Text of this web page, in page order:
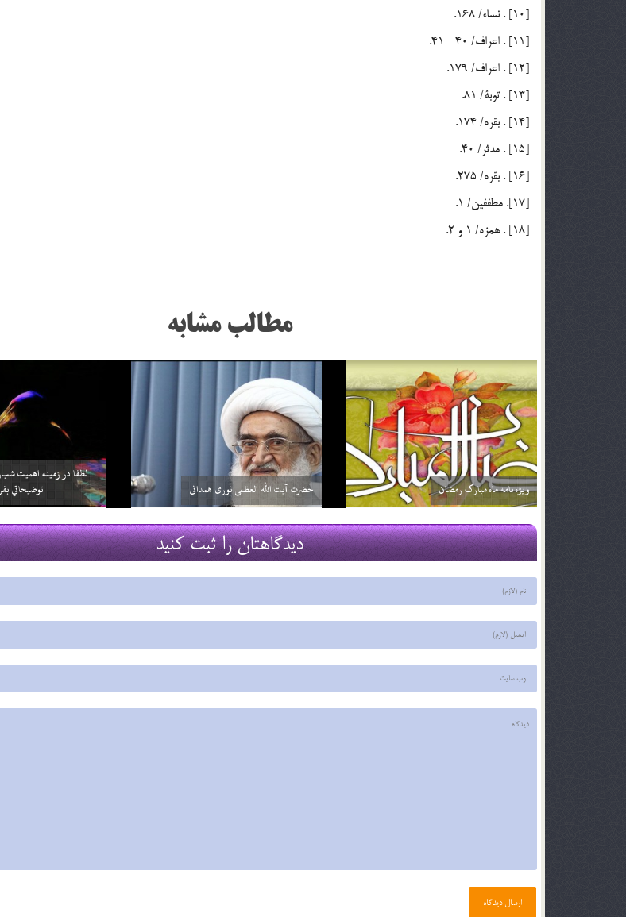
[10] . نساء/ 168.
[11] . اعراف/ 40 ـ 41.
[12] . اعراف/ 179.
[13] . توبة/ 81.
[14] . بقره/ 174.
[15] . مدثر/ 40.
[16] . بقره/ 275.
[17]. مطففين/ 1.
[18] . همزه/ 1 و 2.
مطالب مشابه
اگر تأثير ترجمه قرآن براي من بيشتر باشد آيا مي توانم
فقط ترجمه آن را بخوانم؟ آيا اشكالي ندارد؟
2 اسفند 96
خداوند نمي‌خواهد بيش از واجبات خودش، چيزي را
بر خود واجب كني…
2 اسفند 96
آن
2 اسفند 96
دیدگاهتان را ثبت کنید